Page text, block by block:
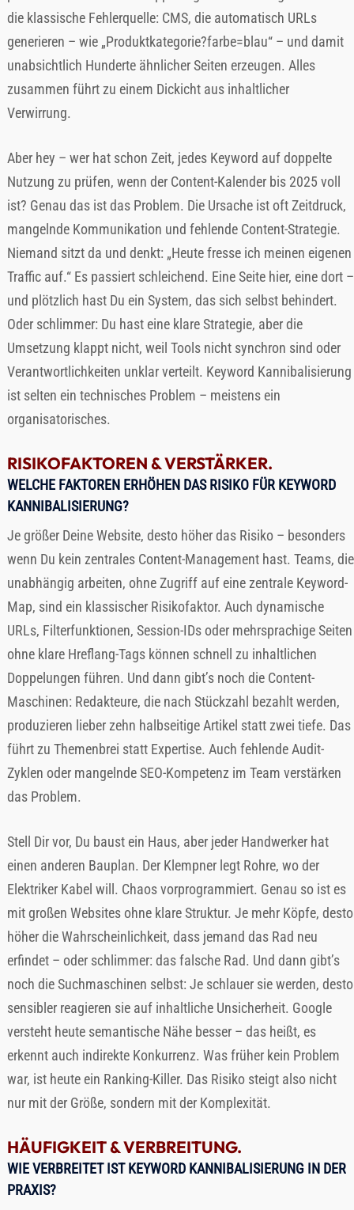
die klassische Fehlerquelle: CMS, die automatisch URLs
generieren – wie „Produktkategorie?farbe=blau“ – und damit
unabsichtlich Hunderte ähnlicher Seiten erzeugen. Alles
zusammen führt zu einem Dickicht aus inhaltlicher
Verwirrung.
Aber hey – wer hat schon Zeit, jedes Keyword auf doppelte
Nutzung zu prüfen, wenn der Content-Kalender bis 2025 voll
ist? Genau das ist das Problem. Die Ursache ist oft Zeitdruck,
mangelnde Kommunikation und fehlende Content-Strategie.
Niemand sitzt da und denkt: „Heute fresse ich meinen eigenen
Traffic auf.“ Es passiert schleichend. Eine Seite hier, eine dort –
und plötzlich hast Du ein System, das sich selbst behindert.
Oder schlimmer: Du hast eine klare Strategie, aber die
Umsetzung klappt nicht, weil Tools nicht synchron sind oder
Verantwortlichkeiten unklar verteilt. Keyword Kannibalisierung
ist selten ein technisches Problem – meistens ein
organisatorisches.
RISIKOFAKTOREN & VERSTÄRKER.
WELCHE FAKTOREN ERHÖHEN DAS RISIKO FÜR KEYWORD
KANNIBALISIERUNG?
Je größer Deine Website, desto höher das Risiko – besonders
wenn Du kein zentrales Content-Management hast. Teams, die
unabhängig arbeiten, ohne Zugriff auf eine zentrale Keyword-
Map, sind ein klassischer Risikofaktor. Auch dynamische
URLs, Filterfunktionen, Session-IDs oder mehrsprachige Seiten
ohne klare Hreflang-Tags können schnell zu inhaltlichen
Doppelungen führen. Und dann gibt’s noch die Content-
Maschinen: Redakteure, die nach Stückzahl bezahlt werden,
produzieren lieber zehn halbseitige Artikel statt zwei tiefe. Das
führt zu Themenbrei statt Expertise. Auch fehlende Audit-
Zyklen oder mangelnde SEO-Kompetenz im Team verstärken
das Problem.
Stell Dir vor, Du baust ein Haus, aber jeder Handwerker hat
einen anderen Bauplan. Der Klempner legt Rohre, wo der
Elektriker Kabel will. Chaos vorprogrammiert. Genau so ist es
mit großen Websites ohne klare Struktur. Je mehr Köpfe, desto
höher die Wahrscheinlichkeit, dass jemand das Rad neu
erfindet – oder schlimmer: das falsche Rad. Und dann gibt’s
noch die Suchmaschinen selbst: Je schlauer sie werden, desto
sensibler reagieren sie auf inhaltliche Unsicherheit. Google
versteht heute semantische Nähe besser – das heißt, es
erkennt auch indirekte Konkurrenz. Was früher kein Problem
war, ist heute ein Ranking-Killer. Das Risiko steigt also nicht
nur mit der Größe, sondern mit der Komplexität.
HÄUFIGKEIT & VERBREITUNG.
WIE VERBREITET IST KEYWORD KANNIBALISIERUNG IN DER
PRAXIS?